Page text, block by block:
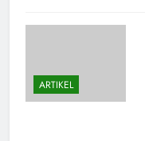
ARTIKEL